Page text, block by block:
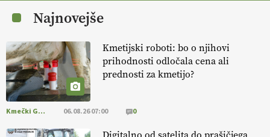
varnost,
okolje in kakovost življenja. VEČ
https://t.co/K0USFPJ5fJ @EUAgri #IMCAP #CAP
https://t.co/vcHhoOixHy
14.07.2026
[EKOloško = LOGIČNO ]
Danes ni pomembna le količina hrane,
ampak tudi način njene pridelave
@EUAgri #imcap #cap #blog https://t.co/2sllAmcKwG
Najnovejše
Kmetijski roboti: bo o njihovi
prihodnosti odločala cena ali
prednosti za kmetijo?
Kmečki Glas 06.08.26 07:00 0